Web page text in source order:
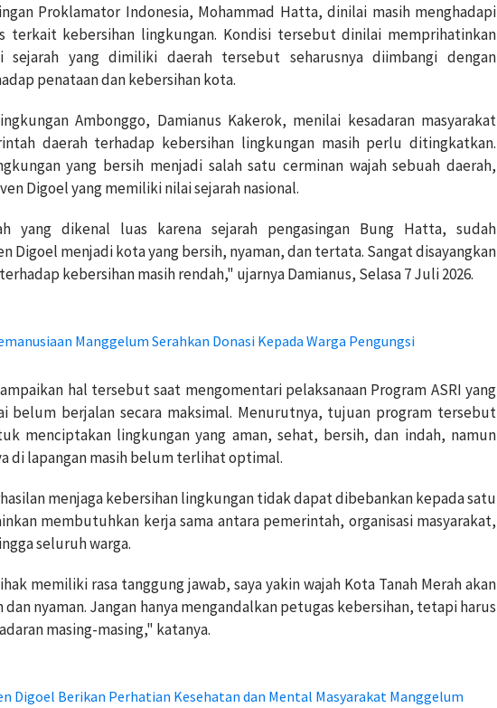
Proklamator Indonesia, Mohammad Hatta, dinilai masih menghadapi
terkait kebersihan lingkungan. Kondisi tersebut dinilai memprihatinkan
sejarah yang dimiliki daerah tersebut seharusnya diimbangi dengan
penataan dan kebersihan kota.
Ambonggo, Damianus Kakerok, menilai kesadaran masyarakat
daerah terhadap kebersihan lingkungan masih perlu ditingkatkan.
yang bersih menjadi salah satu cerminan wajah sebuah daerah,
Digoel yang memiliki nilai sejarah nasional.
yang dikenal luas karena sejarah pengasingan Bung Hatta, sudah
Digoel menjadi kota yang bersih, nyaman, dan tertata. Sangat disayangkan
kebersihan masih rendah," ujarnya Damianus, Selasa 7 Juli 2026.
Manggelum Serahkan Donasi Kepada Warga Pengungsi
hal tersebut saat mengomentari pelaksanaan Program ASRI yang
belum berjalan secara maksimal. Menurutnya, tujuan program tersebut
menciptakan lingkungan yang aman, sehat, bersih, dan indah, namun
di lapangan masih belum terlihat optimal.
menjaga kebersihan lingkungan tidak dapat dibebankan kepada satu
membutuhkan kerja sama antara pemerintah, organisasi masyarakat,
seluruh warga.
memiliki rasa tanggung jawab, saya yakin wajah Kota Tanah Merah akan
nyaman. Jangan hanya mengandalkan petugas kebersihan, tetapi harus
masing-masing," katanya.
Digoel Berikan Perhatian Kesehatan dan Mental Masyarakat Manggelum